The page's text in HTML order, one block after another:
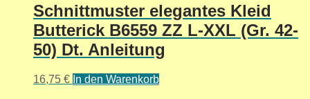
Schnittmuster elegantes Kleid
Butterick B6559 ZZ L-XXL (Gr. 42-
50) Dt. Anleitung
16,75 € In den Warenkorb